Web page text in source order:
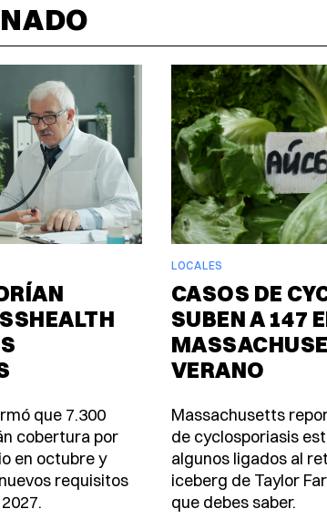
que 7.300
cobertura por
en octubre y
requisitos
LOCALES
CASOS DE
SUBEN A 147
VERANO
Massachusetts
de cyclosporiasis
algunos ligados al
iceberg de Taylor
que debes saber.